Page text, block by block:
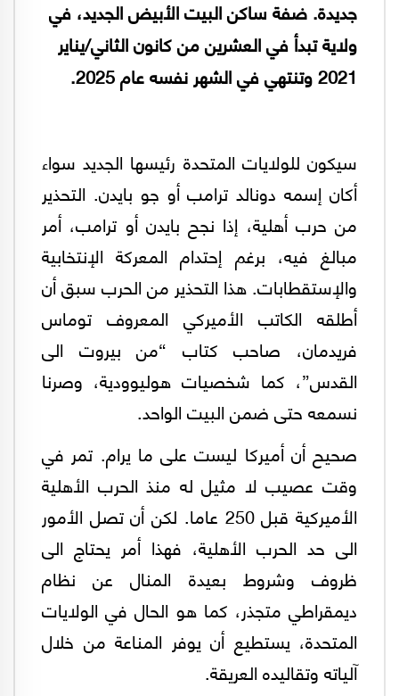
جديدة. ضفة ساكن البيت الأبيض الجديد، في
ولاية تبدأ في العشرين من كانون الثاني/يناير
2021 وتنتهي في الشهر نفسه عام 2025.
سيكون للولايات المتحدة رئيسها الجديد سواء
أكان إسمه دونالد ترامب أو جو بايدن. التحذير
من حرب أهلية، إذا نجح بايدن أو ترامب، أمر
مبالغ فيه، برغم إحتدام المعركة الإنتخابية
والإستقطابات. هذا التحذير من الحرب سبق أن
أطلقه الكاتب الأميركي المعروف توماس
فريدمان، صاحب كتاب “من بيروت الى
القدس”، كما شخصيات هوليوودية، وصرنا
نسمعه حتى ضمن البيت الواحد.
صحيح أن أميركا ليست على ما يرام. تمر في
وقت عصيب لا مثيل له منذ الحرب الأهلية
الأميركية قبل 250 عاما. لكن أن تصل الأمور
الى حد الحرب الأهلية، فهذا أمر يحتاج الى
ظروف وشروط بعيدة المنال عن نظام
ديمقراطي متجذر، كما هو الحال في الولايات
المتحدة، يستطيع أن يوفر المناعة من خلال
آلياته وتقاليده العريقة.